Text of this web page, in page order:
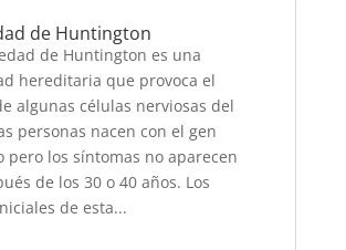
de Huntington
de Huntington es una
hereditaria que provoca el
algunas células nerviosas del
personas nacen con el gen
pero los síntomas no aparecen
de los 30 o 40 años. Los
de esta...